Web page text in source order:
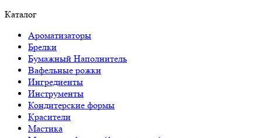
Каталог
Ароматизаторы
Брелки
Бумажный Наполнитель
Вафельные рожки
Ингредиенты
Инструменты
Кондитерские формы
Красители
Мастика